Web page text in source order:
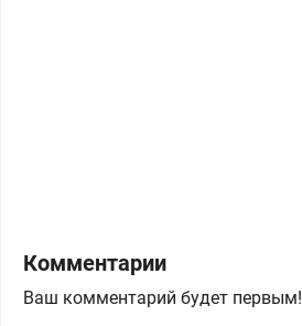
Комментарии
Ваш комментарий будет первым!